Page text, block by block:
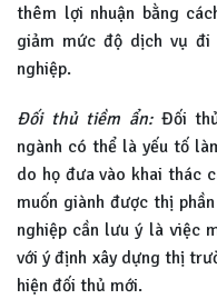
thêm lợi nhuận bằng
giảm mức độ dịch vụ đi
nghiệp.
Đối thủ tiềm ẩn:Đối thủ
ngành có thể là yếu tố
do họ đưa vào khai thác
muốn giành được thị
nghiệp cần lưu ý là việc
với ý định xây dựng thị
hiện đối thủ mới.